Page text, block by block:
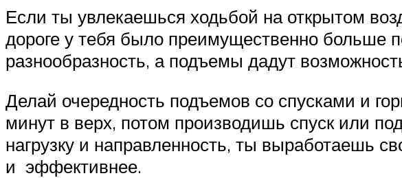
Если ты увлекаешься ходьбой на открытом
дороге у тебя было преимущественно
разнообразность, а подъемы дадут
Делай очередность подъемов со спусками и
минут в верх, потом производишь спуск или
нагрузку и направленность, ты выработаешь
и эффективнее.